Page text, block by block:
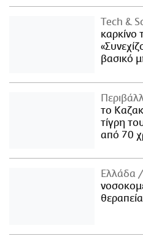
Τech &
καρκίνο
βασικό
το
τίγρη
από 70
Ελλάδα